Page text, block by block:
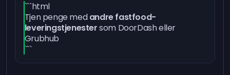
```html
Tjen penge medandre fastfood-
leveringstjenestersom DoorDash eller
Grubhub
```